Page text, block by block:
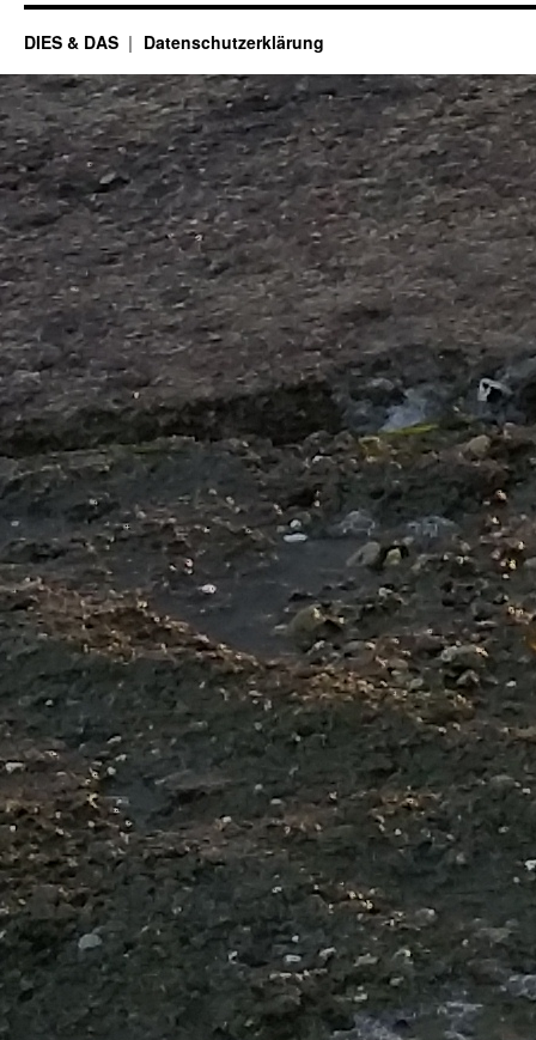
DIES & DAS Datenschutzerklärung